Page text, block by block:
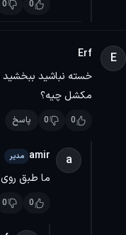
پس از نصب با
نصب‌کننده ایجاد
0
0
E
Erf
خسته نباشید
مکشل چیه؟
0
0 پاسخ
a
amir مدیر
ما طبق روی
0
0